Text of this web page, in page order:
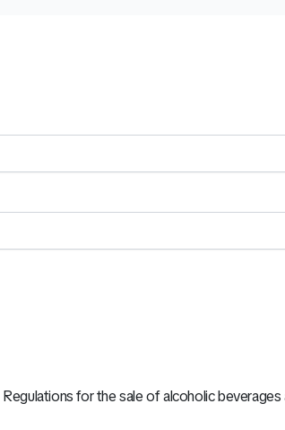
for the sale of alcoholic beverages